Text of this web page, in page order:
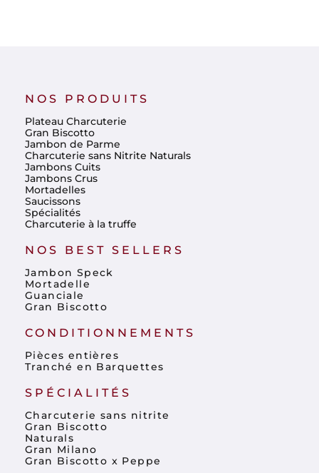
NOS PRODUITS
Plateau Charcuterie
Gran Biscotto
Jambon de Parme
Charcuterie sans Nitrite Naturals
Jambons Cuits
Jambons Crus
Mortadelles
Saucissons
Spécialités
Charcuterie à la truffe
NOS BEST SELLERS
Jambon Speck
Mortadelle
Guanciale
Gran Biscotto
CONDITIONNEMENTS
Pièces entières
Tranché en Barquettes
SPÉCIALITÉS
Charcuterie sans nitrite
Gran Biscotto
Naturals
Gran Milano
Gran Biscotto x Peppe